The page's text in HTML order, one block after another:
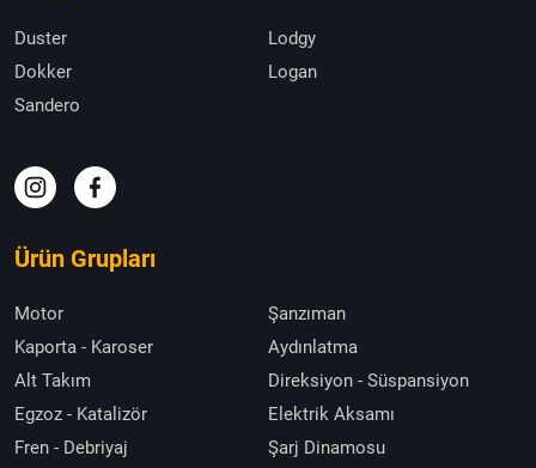
Duster
Lodgy
Dokker
Logan
Sandero
Ürün Grupları
Motor
Şanzıman
Kaporta - Karoser
Aydınlatma
Alt Takım
Direksiyon - Süspansiyon
Egzoz - Katalizör
Elektrik Aksamı
Fren - Debriyaj
Şarj Dinamosu